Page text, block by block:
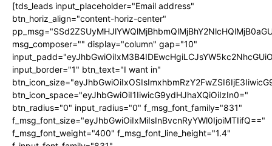
[tds_leads input_placeholder="Email address"
btn_horiz_align="content-horiz-center"
msg_composer="" display="column" gap="10"
input_border="1" btn_text="I want in"
btn_icon_space="eyJhbGwiOiI1IiwicG9ydHJhaXQiOiIzIn0="
btn_radius="0" input_radius="0" f_msg_font_family="831"
f_msg_font_size="eyJhbGwiOiIxMiIsInBvcnRyYWl0IjoiMTIifQ=="
f_msg_font_weight="400" f_msg_font_line_height="1.4"